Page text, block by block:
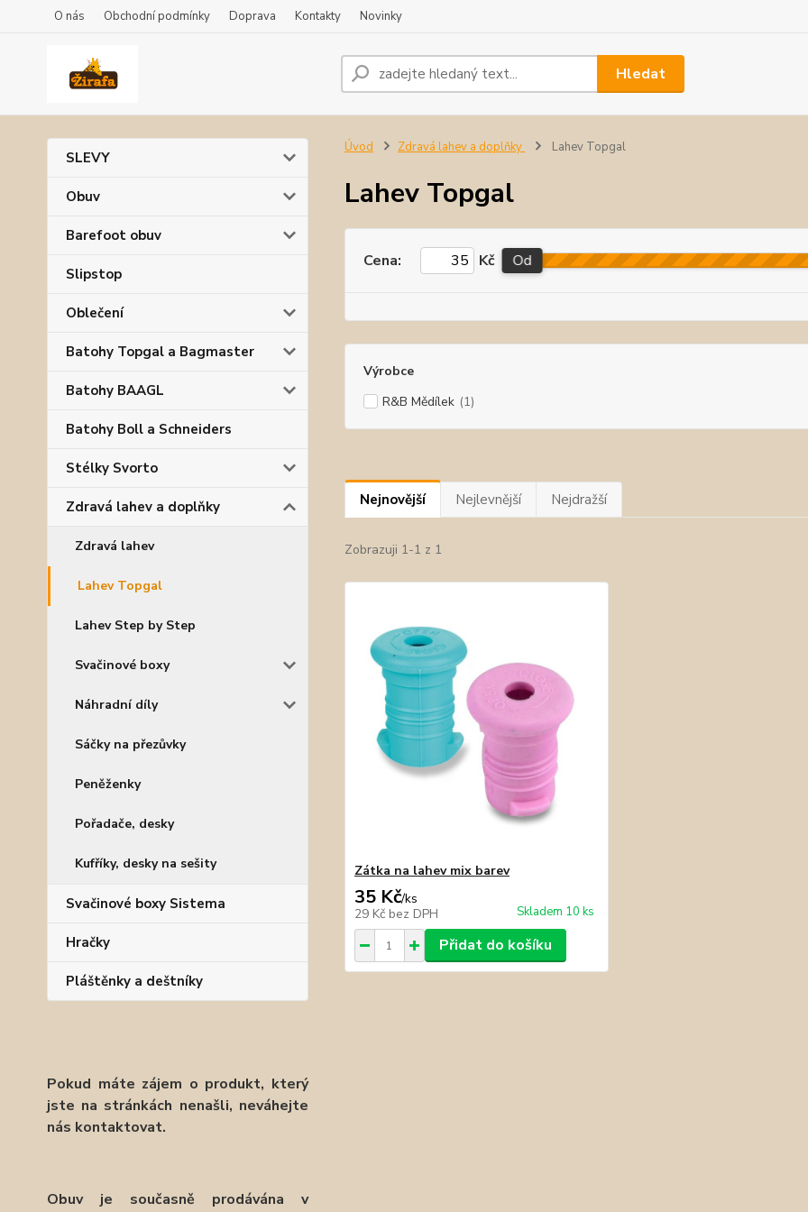
O nás Obchodní podmínky Doprava Kontakty Novinky
Hledat
SLEVY
Obuv
Barefoot obuv
Slipstop
Oblečení
Batohy Topgal a Bagmaster
Batohy BAAGL
Batohy Boll a Schneiders
Stélky Svorto
Zdravá lahev a doplňky
Zdravá lahev
Lahev Topgal
Lahev Step by Step
Svačinové boxy
Náhradní díly
Sáčky na přezůvky
Peněženky
Pořadače, desky
Kufříky, desky na sešity
Svačinové boxy Sistema
Hračky
Pláštěnky a deštníky
Pokud máte zájem o produkt, který
jste na stránkách nenašli, neváhejte
nás kontaktovat.
Obuv je současně prodávána v
Úvod Zdravá lahev a doplňky Lahev Topgal
Lahev Topgal
Cena: Kč Od
Výrobce
R&B Mědílek (1)
Nejnovější Nejlevnější Nejdražší
Zobrazuji 1-1 z 1
Zátka na lahev mix barev
35 Kč/ks
29 Kč bez DPH Skladem 10 ks
Přidat do košíku